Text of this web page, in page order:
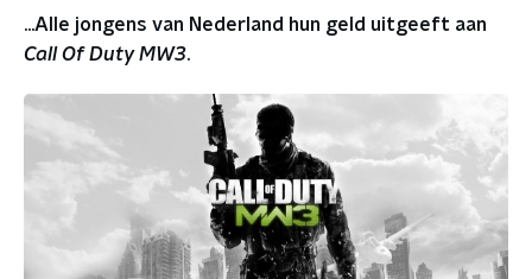
...Alle jongens van Nederland hun geld uitgeeft aan
Call Of Duty MW3.